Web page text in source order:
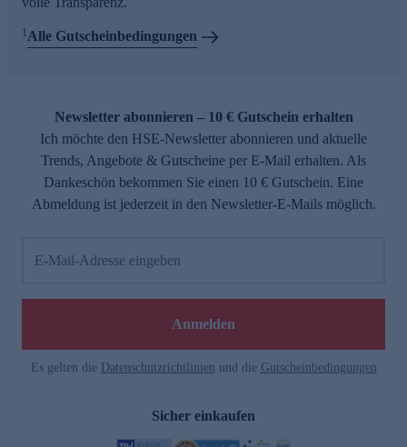
1Alle Gutscheinbedingungen
Newsletter abonnieren – 10 € Gutschein erhalten
Ich möchte den HSE-Newsletter abonnieren und aktuelle
Trends, Angebote & Gutscheine per E-Mail erhalten. Als
Dankeschön bekommen Sie einen 10 € Gutschein. Eine
Abmeldung ist jederzeit in den Newsletter-E-Mails möglich.
E-Mail-Adresse eingeben
Anmelden
Es gelten die Datenschutzrichtlinien und die Gutscheinbedingungen
Sicher einkaufen